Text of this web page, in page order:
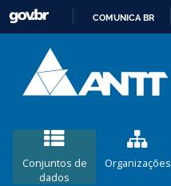
COMUNICA BR
Conjuntos de
dados
Organizações